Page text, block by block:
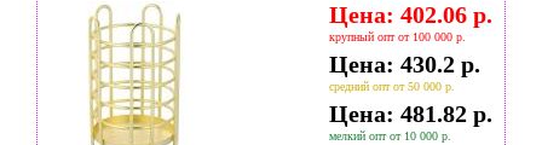
Цена: 402.06 р.
крупный опт от 100 000 р.
Цена: 430.2 р.
средний опт от 50 000 р.
Цена: 481.82 р.
мелкий опт от 10 000 р.